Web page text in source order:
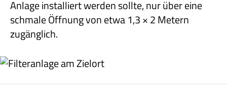
Anlage installiert werden sollte, nur über eine
schmale Öffnung von etwa 1,3 × 2 Metern
zugänglich.